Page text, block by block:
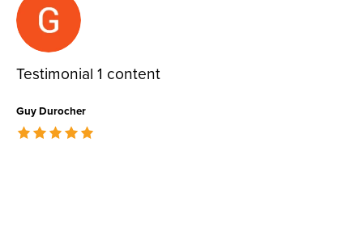
Testimonial 1 content
Guy Durocher
The rating of this product is